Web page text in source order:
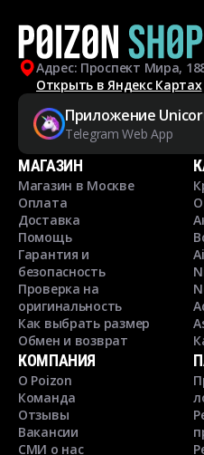
Адрес: Проспект Мира,
Открыть в Яндекс Картах
Приложение
Telegram Web App
МАГАЗИН
Магазин в Москве
Оплата
Доставка
Помощь
Гарантия и
безопасность
Проверка на
оригинальность
Как выбрать размер
Обмен и возврат
КОМПАНИЯ
О Poizon
Команда
Отзывы
Вакансии
СМИ о нас